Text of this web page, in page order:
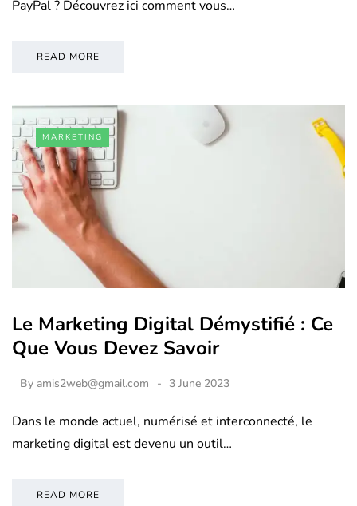
PayPal ? Découvrez ici comment vous…
READ MORE
MARKETING
Le Marketing Digital Démystifié : Ce
Que Vous Devez Savoir
By amis2web@gmail.com 3 June 2023
Dans le monde actuel, numérisé et interconnecté, le
marketing digital est devenu un outil…
READ MORE